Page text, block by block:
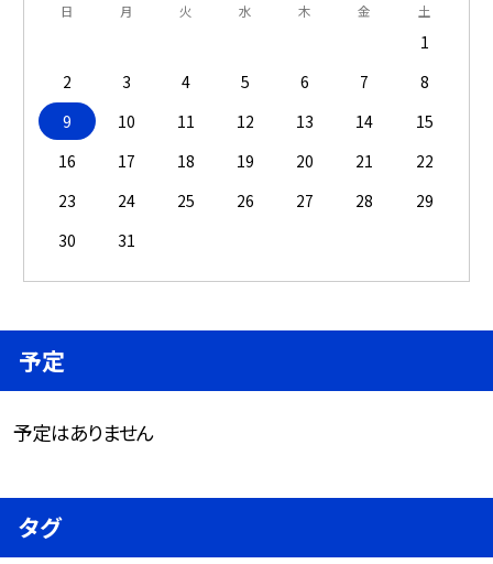
日 月 火 水 木 金 土
1
2
3 4 5 6 7
8
9
10 11 12 13 14
15
16
17 18 19 20 21
22
23
24 25 26 27 28
29
30
31
予定
予定はありません
タグ